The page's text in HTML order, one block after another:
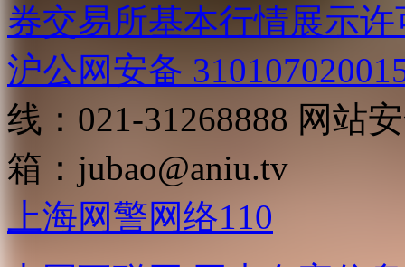
券交易所基本行情展示许
沪公网安备
线：021-31268888 网站
箱： jubao@aniu.tv
上海网警网络110